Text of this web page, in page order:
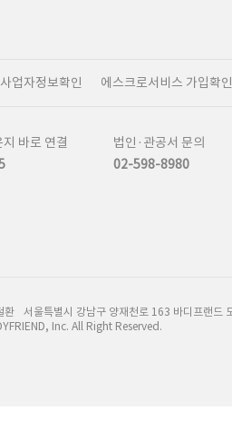
사업자정보확인 에스크로서비스 가입확인
바로 연결
법인·관공서 문의
02-598-8980
환 서울특별시 강남구 양재천로 163 바디프랜드
Inc. All Right Reserved.